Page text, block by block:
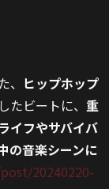
ヒップホップ
たビートに、 重
イフやサバイバ
の音楽シーンに
20240220-